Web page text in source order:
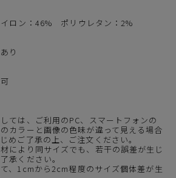
ロン：46% ポリウレタン：2%
り
ては、ご利用のPC、スマートフォンの
カラーと画像の色味が違って見える場合
めご了承の上、ご注文ください。
により同サイズでも、若干の誤差が生じ
承ください。
、1cmから2cm程度のサイズ個体差が生